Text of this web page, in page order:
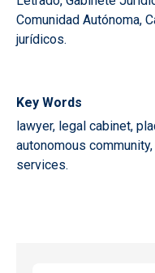
Comunidad Autónoma,
jurídicos.
Key Words
lawyer, legal cabinet,
autonomous
services.